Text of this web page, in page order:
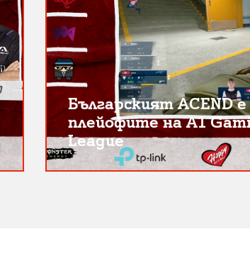
Българският ACEND е
плейофите на A1
League